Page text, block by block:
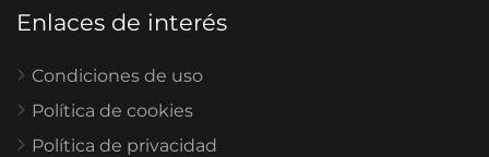
Enlaces de interés
Condiciones de uso
Política de cookies
Política de privacidad